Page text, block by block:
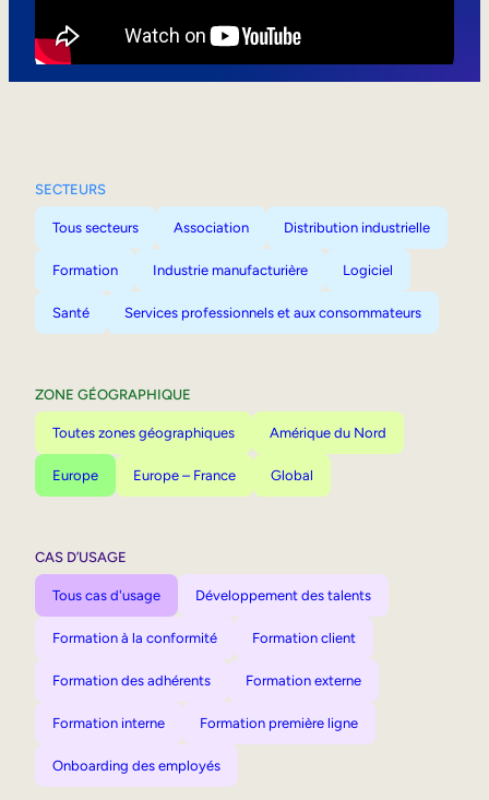
SECTEURS
Tous secteurs Association Distribution industrielle
Formation Industrie manufacturière Logiciel
Santé Services professionnels et aux consommateurs
ZONE GÉOGRAPHIQUE
Toutes zones géographiques Amérique du Nord
Europe Europe – France Global
CAS D’USAGE
Tous cas d'usage Développement des talents
Formation à la conformité Formation client
Formation des adhérents Formation externe
Formation interne Formation première ligne
Onboarding des employés